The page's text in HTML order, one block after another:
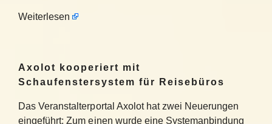
Weiterlesen
Axolot kooperiert mit
Schaufenstersystem für Reisebüros
Das Veranstalterportal Axolot hat zwei Neuerungen
eingeführt: Zum einen wurde eine Systemanbindung